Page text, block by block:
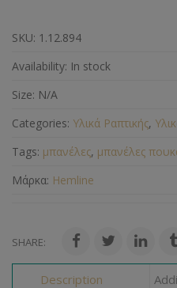
SKU: 1.12.894
Availability: In stock
Size: N/A
Categories: Υλικά Ραπτικής,
Tags: μπανέλες, μπανέλες
Μάρκα: Hemline
SHARE:
Description